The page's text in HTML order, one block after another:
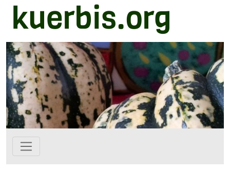
Zum Hauptinhalt springen
kuerbis.org